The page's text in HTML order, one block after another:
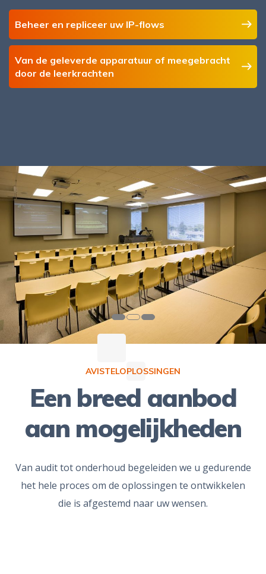
Beheer en repliceer uw IP-flows
Van de geleverde apparatuur of meegebracht
door de leerkrachten
AVISTELOPLOSSINGEN
Een breed aanbod
aan mogelijkheden
Van audit tot onderhoud begeleiden we u gedurende
het hele proces om de oplossingen te ontwikkelen
die is afgestemd naar uw wensen.